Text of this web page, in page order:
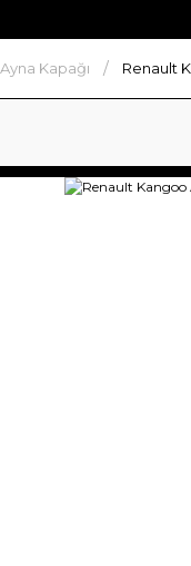
Ayna Kapağı Renault